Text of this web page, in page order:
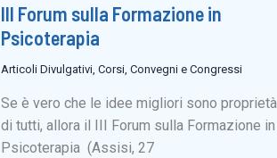
III Forum sulla Formazione in
Psicoterapia
Articoli Divulgativi, Corsi, Convegni e Congressi
Se è vero che le idee migliori sono proprietà
di tutti, allora il III Forum sulla Formazione in
Psicoterapia (Assisi, 27